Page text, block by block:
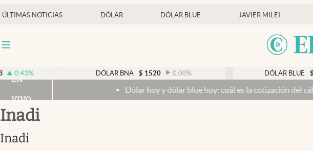
ÚLTIMAS NOTICIAS DÓLAR DÓLAR BLUE JAVIER MILEI
Mercados Online
Otras secciones
Infotechnology
DÓLAR BNA $ 1520 0.00% DÓLAR BLUE $ 1525
EN
VIVO
Dólar hoy y dólar blue hoy: cuál es la cotización del sábado 8 de
Inadi
Inadi